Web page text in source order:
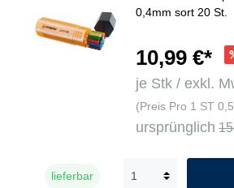
0,4mm sort 20 St.
10,99 €*
je Stk / exkl.
(Preis Pro 1 ST
ursprünglich
lieferbar